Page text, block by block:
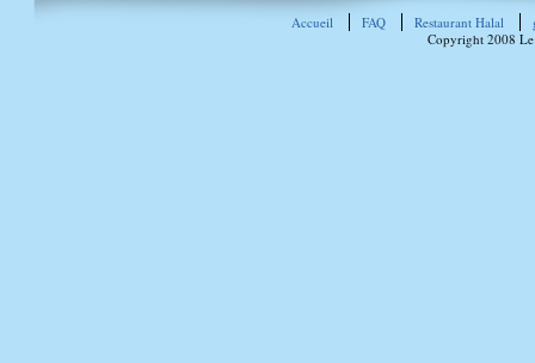
Accueil FAQ Restaurant Halal
Copyright 2008